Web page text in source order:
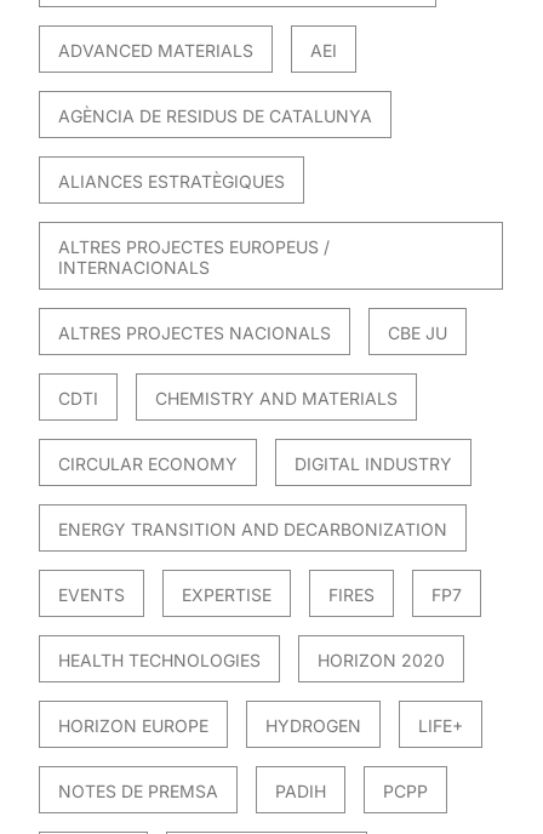
ADVANCED MATERIALS AEI
AGÈNCIA DE RESIDUS DE CATALUNYA
ALIANCES ESTRATÈGIQUES
ALTRES PROJECTES EUROPEUS /
INTERNACIONALS
ALTRES PROJECTES NACIONALS CBE JU
CDTI CHEMISTRY AND MATERIALS
CIRCULAR ECONOMY DIGITAL INDUSTRY
ENERGY TRANSITION AND DECARBONIZATION
EVENTS EXPERTISE FIRES FP7
HEALTH TECHNOLOGIES HORIZON 2020
HORIZON EUROPE HYDROGEN LIFE+
NOTES DE PREMSA PADIH PCPP